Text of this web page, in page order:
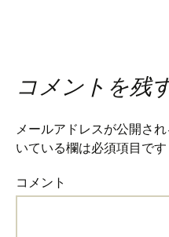
コメントを残
メールアドレスが公開され
いている欄は必須項目です
コメント